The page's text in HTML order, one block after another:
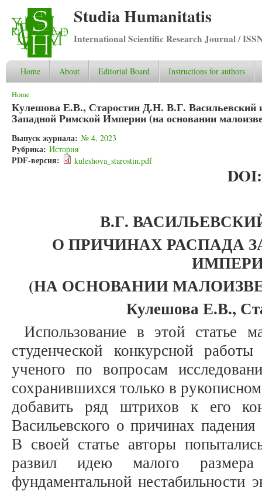
Studia Humanitatis
International Scientific Research Journal /
Home About Editorial Board Instructions for authors
You are here
Home
Кулешова Е.В., Старостин Д.Н. В.Г. Васильевский
Западной Римской Империи (на основании
Выпуск журнала: № 4, 2023
Рубрика: История
PDF-версия: kuleshova_starostin.pdf
В.Г.
О ПРИЧИНАХ РАСПАДА
(НА ОСНОВАНИИ
Кулешова Е.В.,
Использование в этой статье
студенческой конкурсной
ученого по вопросам
сохранившихся только в
добавить ряд штрихов к его
Васильевского о причинах
В своей статье авторы
развил идею малого
фундаментальной нестабильности